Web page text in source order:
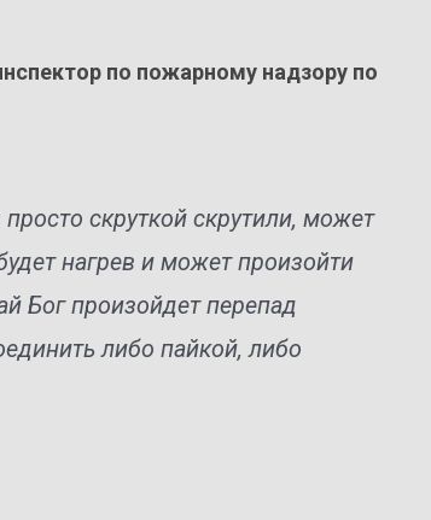
по пожарному надзору по
скруткой скрутили, может
нагрев и может произойти
Бог произойдет перепад
либо пайкой, либо